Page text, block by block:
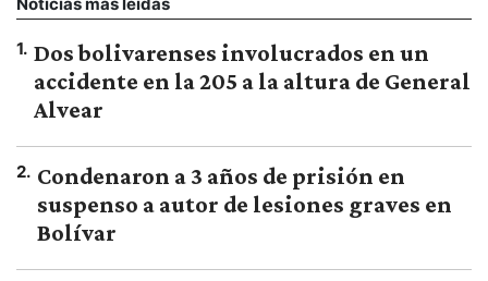
1. Dos bolivarenses involucrados en un
accidente en la 205 a la altura de General
Alvear
2. Condenaron a 3 años de prisión en
suspenso a autor de lesiones graves en
Bolívar